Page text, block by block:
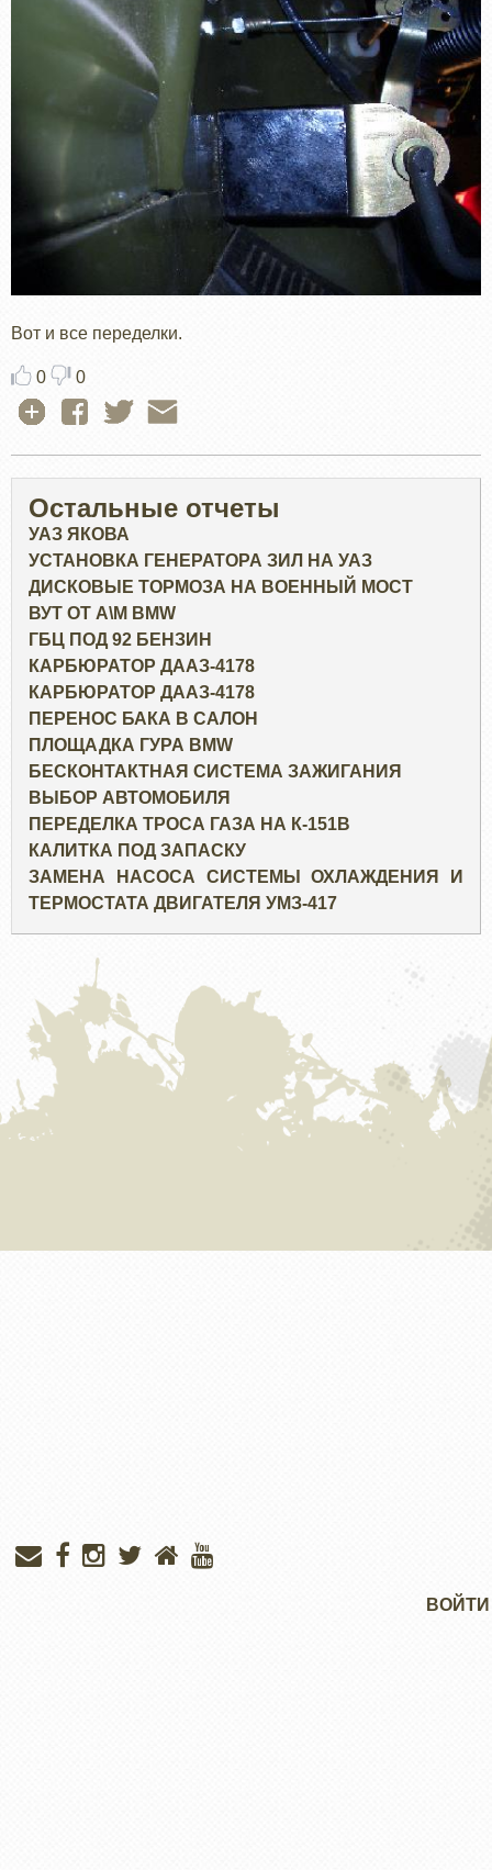
Вот и все переделки.
0 0
Остальные отчеты
УАЗ ЯКОВА
УСТАНОВКА ГЕНЕРАТОРА ЗИЛ НА УАЗ
ДИСКОВЫЕ ТОРМОЗА НА ВОЕННЫЙ МОСТ
ВУТ ОТ А\М BMW
ГБЦ ПОД 92 БЕНЗИН
КАРБЮРАТОР ДААЗ-4178
КАРБЮРАТОР ДААЗ-4178
ПЕРЕНОС БАКА В САЛОН
ПЛОЩАДКА ГУРА BMW
БЕСКОНТАКТНАЯ СИСТЕМА ЗАЖИГАНИЯ
ВЫБОР АВТОМОБИЛЯ
ПЕРЕДЕЛКА ТРОСА ГАЗА НА К-151В
КАЛИТКА ПОД ЗАПАСКУ
ЗАМЕНА НАСОСА СИСТЕМЫ ОХЛАЖДЕНИЯ И
ТЕРМОСТАТА ДВИГАТЕЛЯ УМЗ-417
ВОЙТИ